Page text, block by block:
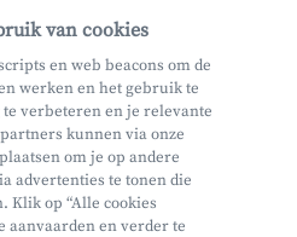
van cookies
en web beacons om de
werken en het gebruik te
verbeteren en je relevante
kunnen via onze
om je op andere
advertenties te tonen die
Klik op “Alle cookies
aanvaarden en verder te